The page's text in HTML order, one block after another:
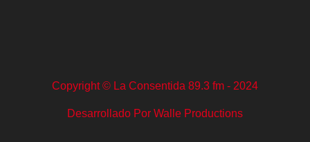
Copyright © La Consentida 89.3 fm - 2024
Desarrollado Por Walle Productions